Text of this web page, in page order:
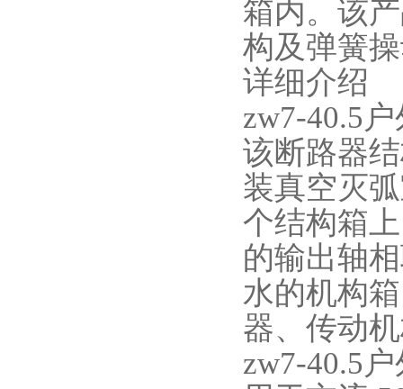
箱内。该
构及弹簧
详细介绍
zw7-40.5
该断路器
装真空灭
个结构箱
的输出轴
水的机构
器、传动
zw7-40.5